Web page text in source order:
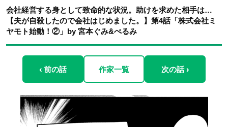
会社経営する身として致命的な状況。助けを求めた相手は…
【夫が自殺したので会社はじめました。】第4話「株式会社ミ
ヤモト始動！②」by 宮本ぐみ&ぺるみ
‹ 前の話 作家一覧 次の話 ›